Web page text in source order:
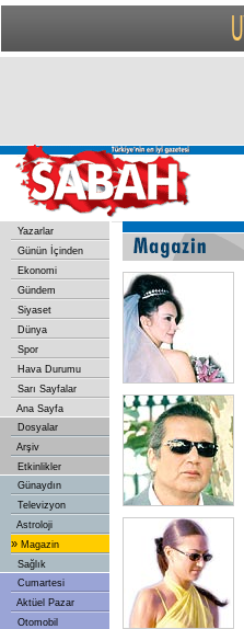
Yazarlar
Günün İçinden
Ekonomi
Gündem
Siyaset
Dünya
Spor
Hava Durumu
Sarı Sayfalar
Ana Sayfa
Dosyalar
Arşiv
Etkinlikler
Günaydın
Televizyon
Astroloji
» Magazin
Sağlık
Cumartesi
Aktüel Pazar
Otomobil